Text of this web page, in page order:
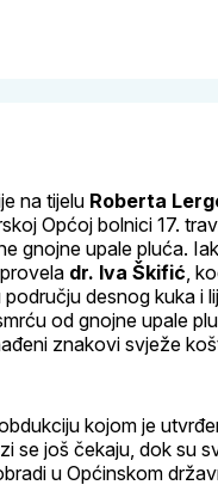
na tijelu Roberta
Općoj bolnici 17.
gnojne upale pluća.
dr. Iva Škifić ,
desnog kuka i
od gnojne upale
znakovi svježe
kojom je
se još čekaju, dok su
u Općinskom